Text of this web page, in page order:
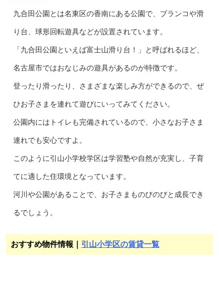
九合田公園とは名東区の香南にある公園で、ブランコや滑
り台、球形回転遊具などが設置されています。
「九合田公園といえば富士山滑り台！」と呼ばれるほど、
名古屋市ではおなじみの遊具があるのが特徴です。
登ったり滑ったり、さまざまな楽しみ方ができるので、ぜ
ひお子さまを連れて遊びにいってみてください。
公園内にはトイレも完備されているので、小さなお子さま
連れでも安心ですよ。
このように引山小学校学区は学習塾や自然が充実し、子育
てに適した住環境となっています。
河川や公園があることで、お子さまものびのびと成長でき
るでしょう。
おすすめ物件情報｜ 引山小学区の賃貸一覧